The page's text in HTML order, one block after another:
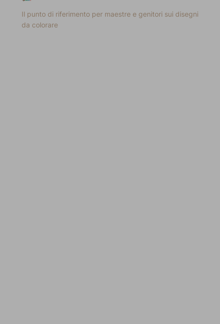
Il punto di riferimento per maestre e genitori sui disegni
da colorare